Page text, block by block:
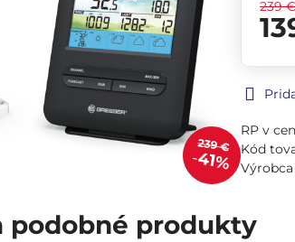
239 €
41%
239 €
RP v
Kód
podobné produkty